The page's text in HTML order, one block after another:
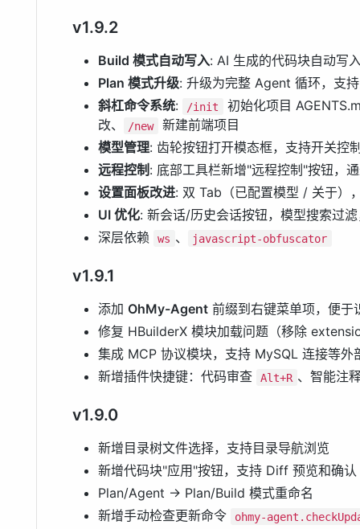
v1.9.2
Build 模式自动写入: AI 生成的代码块自动写
Plan 模式升级: 升级为完整 Agent 循环，支
斜杠命令系统: /init
初始化项目
改、
/new
新建前端项目
模型管理: 齿轮按钮打开模态框，支持开关控
远程控制 : 底部工具栏新增"远程控制"按钮，
设置面板改进: 双 Tab（已配置模型 / 关于）
UI 优化: 新会话/历史会话按钮，模型搜索过
深层依赖
ws 、 javascript-obfuscator
v1.9.1
添加 OhMy-Agent 前缀到右键菜单项，便于
修复 HBuilderX 模块加载问题（移除
集成 MCP 协议模块，支持 MySQL 连接等外
新增插件快捷键：代码审查
Alt+R 、智能注
v1.9.0
新增目录树文件选择，支持目录导航浏览
新增代码块"应用"按钮，支持 Diff 预览和确认
Plan/Agent → Plan/Build 模式重命名
新增手动检查更新命令
ohmy-